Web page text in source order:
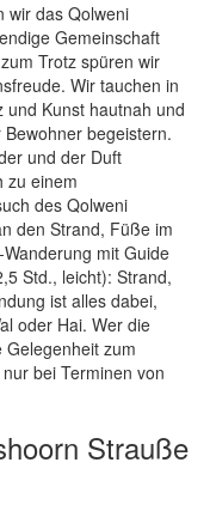
wir das Qolweni
Gemeinschaft
Trotz spüren wir
Wir tauchen in
und Kunst hautnah und
begeistern.
und der Duft
zu einem
des Qolweni
den Strand, Füße im
mit Guide
Std., leicht): Strand,
ist alles dabei,
oder Hai. Wer die
Gelegenheit zum
bei Terminen von
Strauße